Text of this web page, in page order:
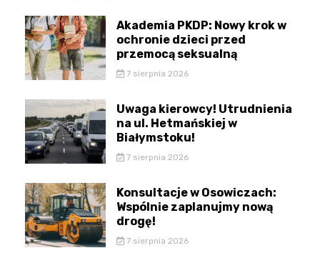
Akademia PKDP: Nowy krok w
ochronie dzieci przed
przemocą seksualną
7 sierpnia 2026
Uwaga kierowcy! Utrudnienia
na ul. Hetmańskiej w
Białymstoku!
7 sierpnia 2026
Konsultacje w Osowiczach:
Wspólnie zaplanujmy nową
drogę!
7 sierpnia 2026